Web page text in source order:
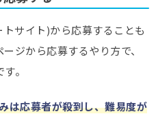
サイト)から応募することも
ジから応募するやり方で、
。
は応募者が殺到し、難易度が